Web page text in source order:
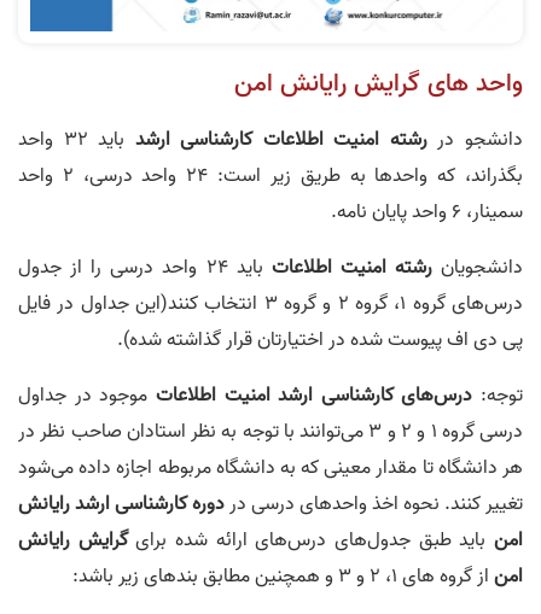
واحد های گرایش رایانش امن
دانشجو دررشته امنیت اطلاعات کارشناسی ارشد
باید 32 واحد
بگذراند، که واحدها به طریق زیر است: 24 واحد درسی، 2 واحد
سمینار، 6 واحد پایان نامه.
دانشجویانرشته امنیت اطلاعات
باید 24 واحد درسی را از جدول
درس‌های گروه 1، گروه 2 و گروه 3 انتخاب کنند(این جداول در فایل
پی دی اف پیوست شده در اختیارتان قرار گذاشته شده).
توجه: درس‌های کارشناسی ارشد امنیت اطلاعات موجود در جداول
درسی گروه 1 و 2 و 3 می‌توانند با توجه به نظر استادان صاحب نظر در
هر دانشگاه تا مقدار معینی که به دانشگاه مربوطه اجازه داده می‌شود
تغییر کنند. نحوه اخذ واحد‌های درسی دردوره کارشناسی ارشد رایانش
امنباید طبق جدول‌های درس‌های ارائه شده برایگرایش رایانش
امناز گروه های 1، 2 و 3 و همچنین مطابق بند‌های زیر باشد: